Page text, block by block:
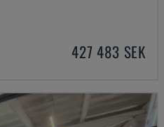
427 483 SEK